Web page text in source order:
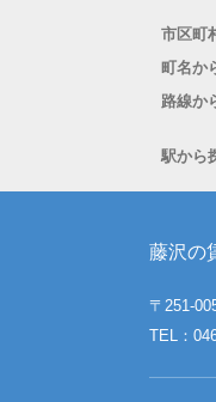
市区町
町名か
路線か
駅から
藤沢の
〒251-
TEL：